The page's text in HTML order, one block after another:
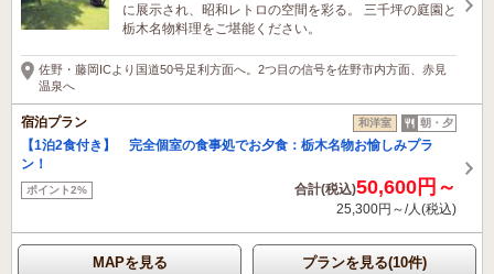
に展示され、昭和レトロの空間を彩る。 三千坪の庭園と
栃木名物料理をご堪能ください。
佐野・藤岡ICより国道50号足利方面へ。2つ目の信号を佐野市内方面、赤見
温泉へ
宿泊プラン 和洋室 朝・夕
【1泊2食付き】 完全個室の食事処でお夕食：栃木名物お愉しみプラ
ン！
ポイント2% 合計(税込)50,600円～
25,300円～/人(税込)
MAPを見る プランを見る(10件)